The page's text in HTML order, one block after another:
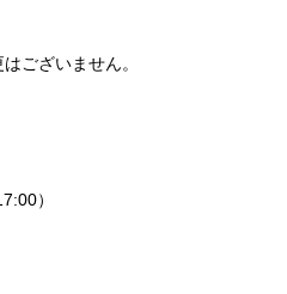
ございません。
）